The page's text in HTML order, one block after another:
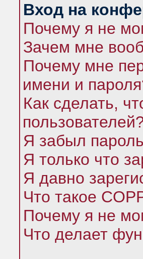
Вход на
Почему я не
Зачем мне
Почему мне
имени и
Как сделать,
Я забыл
Я только что
Я давно
Что такое
Почему я не
Что делает